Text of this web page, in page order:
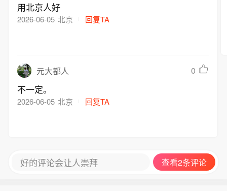
用北京人好
2026-06-05 北京 回复TA
元大都人 0
不一定。
2026-06-05 北京 回复TA
好的评论会让人崇拜 查看2条评论